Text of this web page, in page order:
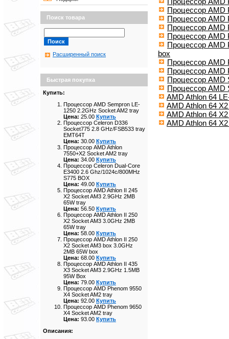
Поиск товара
Расширенный поиск
Быстрая покупка
Купить:
Процессор AMD Sempron LE-
1250 2.2GHz Socket AM2 tray
Цена: 25.00 Купить
Процессор Celeron D336
Socket775 2.8 GHz/FSB533 tray
EMT64T
Цена: 30.00 Купить
Процессор AMD Athlon
7550+X2 Socket AM2 tray
Цена: 34.00 Купить
Процессор Celeron Dual-Core
E3400 2.6 Ghz/1024с/800MHz
S775 BOX
Цена: 49.00 Купить
Процессор AMD Athlon II 245
X2 Socket AM3 2.9GHz 2MB
65W tray
Цена: 56.50 Купить
Процессор AMD Athlon II 250
X2 Socket AM3 3.0GHz 2MB
65W tray
Цена: 58.00 Купить
Процессор AMD Athlon II 250
X2 Socket AM3 box 3.0GHz
2MB 65W box
Цена: 68.00 Купить
Процессор AMD Athlon II 435
X3 Socket AM3 2.9GHz 1.5MB
95W Box
Цена: 79.00 Купить
Процессор AMD Phenom 9550
X4 Socket AM2 tray
Цена: 92.00 Купить
Процессор AMD Phenom 9650
X4 Socket AM2 tray
Цена: 93.00 Купить
Описания:
Процессор AMD
Процессор AMD
Процессор AMD
Процессор AMD
Процессор AMD
box
Процессор AMD
Процессор AMD
Процессор AMD
Процессор AMD
AMD Athlon 64
AMD Athlon 64
AMD Athlon 64
AMD Athlon 64